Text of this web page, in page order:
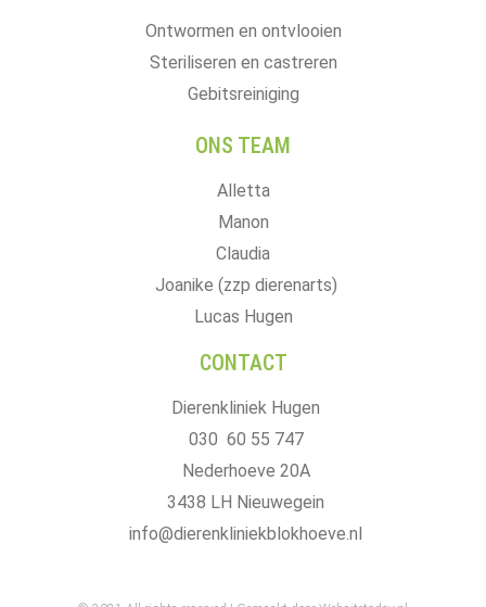
Ontwormen en ontvlooien
Steriliseren en castreren
Gebitsreiniging
ONS TEAM
Alletta
Manon
Claudia
Joanike (zzp dierenarts)
Lucas Hugen
CONTACT
Dierenkliniek Hugen
030 60 55 747
Nederhoeve 20A
3438 LH Nieuwegein
info@dierenkliniekblokhoeve.nl